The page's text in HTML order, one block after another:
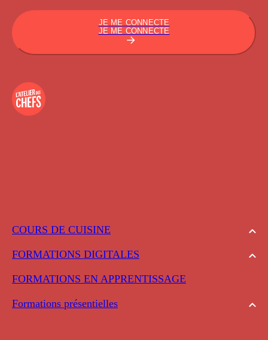
COURS DE CUISINE
FORMATIONS DIGITALES
FORMATIONS EN APPRENTISSAGE
Formations présentielles
JE ME CONNECTE
JE ME CONNECTE